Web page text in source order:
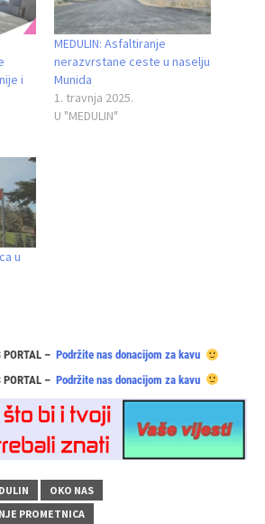
i
MEDULIN: Asfaltiranje
nerazvrstane ceste u naselju
Munida
1. travnja 2025.
U "MEDULIN"
u
– Podržite nas donacijom za kavu
– Podržite nas donacijom za kavu
OKO NAS
PROMETNICA